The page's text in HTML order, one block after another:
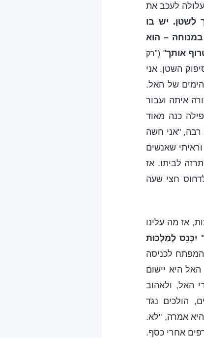
לעכב את
לשטן. יש בו
במנוחה – הוא
אותך" ("רק
השטן. אני
של האל.
איתה ועבור
כנה מאוד
רבה, "אני חשה
שאנשים
לביתו. אז
חצי שעה
אז מה עלינו
יִכָּנֵס לְמַלְכוּת
המפתח לכניסה
היא יישום
האל, ולאהוב
הולכים נגד
היא אמרה, "לא.
אחרי כסף.